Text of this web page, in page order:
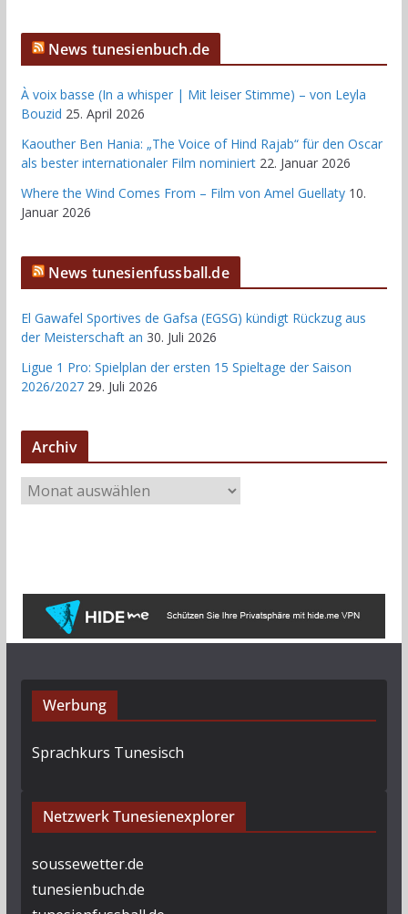
News tunesienbuch.de
À voix basse (In a whisper | Mit leiser Stimme) – von Leyla
Bouzid 25. April 2026
Kaouther Ben Hania: „The Voice of Hind Rajab“ für den Oscar
als bester internationaler Film nominiert 22. Januar 2026
Where the Wind Comes From – Film von Amel Guellaty 10.
Januar 2026
News tunesienfussball.de
El Gawafel Sportives de Gafsa (EGSG) kündigt Rückzug aus
der Meisterschaft an 30. Juli 2026
Ligue 1 Pro: Spielplan der ersten 15 Spieltage der Saison
2026/2027 29. Juli 2026
Archiv
r
Werbung
Sprachkurs Tunesisch
Netzwerk Tunesienexplorer
soussewetter.de
tunesienbuch.de